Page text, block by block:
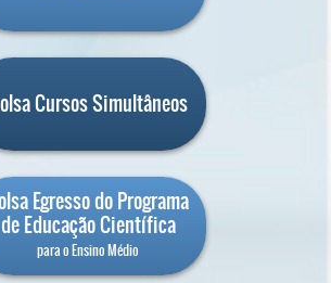
Cursos Simultâneos
Egresso do Programa
de Educação Científica
para o Ensino Médio